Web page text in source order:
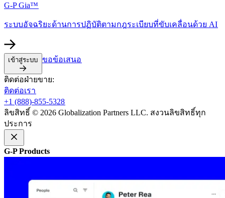
G-P Gia™​​
ระบบอัจฉริยะด้านการปฏิบัติตามกฎระเบียบที่ขับเคลื่อนด้วย AI​​
เข้าสู่ระบบ​​ ขอข้อเสนอ​​
ติดต่อฝ่ายขาย:​​
ติดต่อเรา​​
+1 (888)-855-5328​​
ลิขสิทธิ์ © 2026 Globalization Partners LLC. สงวนลิขสิทธิ์ทุก
ประการ​​
G-P Products​​